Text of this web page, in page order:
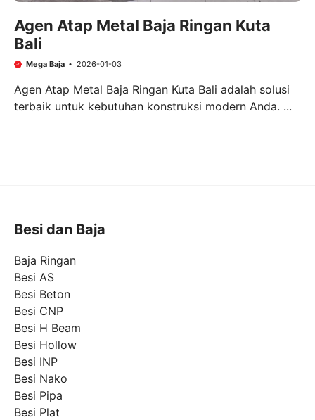
Agen Atap Metal Baja Ringan Kuta
Bali
Mega Baja 2026-01-03
Agen Atap Metal Baja Ringan Kuta Bali adalah solusi
terbaik untuk kebutuhan konstruksi modern Anda. ...
Besi dan Baja
Baja Ringan
Besi AS
Besi Beton
Besi CNP
Besi H Beam
Besi Hollow
Besi INP
Besi Nako
Besi Pipa
Besi Plat